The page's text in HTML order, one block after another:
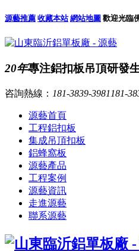
源藝推薦 收藏本站 網站地圖 歡迎光臨
20年專注鋁扣板吊頂研發
咨詢熱線： 181-3839-3981 181-
源藝首頁
工程鋁扣板
集成吊頂扣板
鋁蜂窩板
源藝產品
工程案例
源藝資訊
走進源藝
聯系源藝